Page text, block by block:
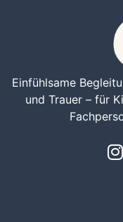
Einfühlsame
und Trauer – für